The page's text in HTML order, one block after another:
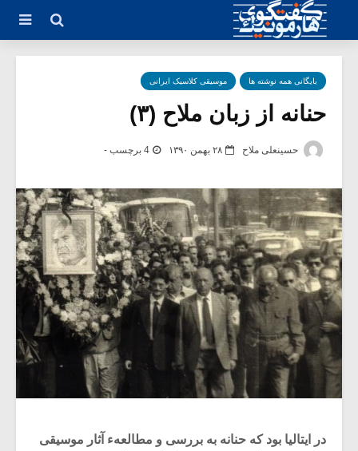
بایگانی همه نوشته ها موسیقی کلاسیک ایرانی
حنانه از زبان ملاح (۳)
حسینعلی ملاح ۲۸ بهمن ۱۳۹۰ 4 برچسب -
در ایتالیا بود که حنانه به بررسی و مطالعهء آثار موسیقی